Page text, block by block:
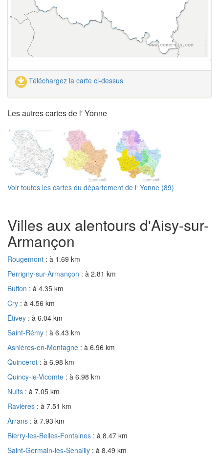
Téléchargez la carte ci-dessus
Les autres cartes de l' Yonne
Voir toutes les cartes du département de l' Yonne (89)
Villes aux alentours d'Aisy-sur-
Armançon
Rougemont : à 1.69 km
Perrigny-sur-Armançon : à 2.81 km
Buffon : à 4.35 km
Cry : à 4.56 km
Étivey : à 6.04 km
Saint-Rémy : à 6.43 km
Asnières-en-Montagne : à 6.96 km
Quincerot : à 6.98 km
Quincy-le-Vicomte : à 6.98 km
Nuits : à 7.05 km
Ravières : à 7.51 km
Arrans : à 7.93 km
Bierry-les-Belles-Fontaines : à 8.47 km
Saint-Germain-lès-Senailly : à 8.49 km